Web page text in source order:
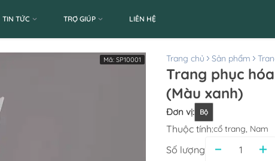
TIN TỨC TRỢ GIÚP LIÊN HỆ
Mã: SP10001 Trang chủ Sản phẩm
Trang phục
(Màu xanh)
Đơn vị: Bộ
Thuộc tính:cổ trang, Nam
Số lượng